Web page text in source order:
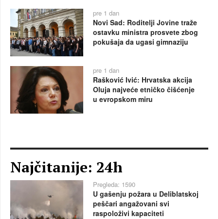
pre 1 dan
Novi Sad: Roditelji Jovine traže
ostavku ministra prosvete zbog
pokušaja da ugasi gimnaziju
pre 1 dan
Rašković Ivić: Hrvatska akcija
Oluja najveće etničko čišćenje
u evropskom miru
Najčitanije: 24h
Pregleda: 1590
U gašenju požara u Deliblatskoj
peščari angažovani svi
raspoloživi kapaciteti